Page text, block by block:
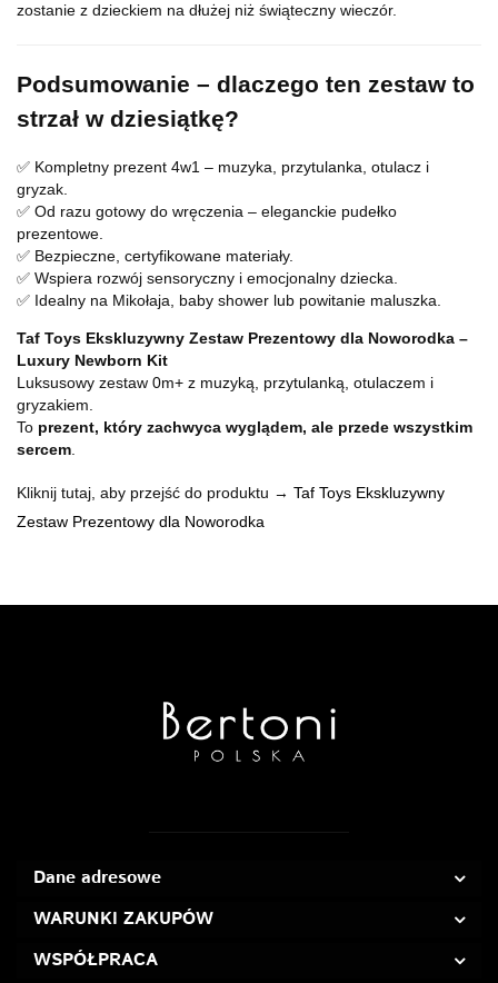
zostanie z dzieckiem na dłużej niż świąteczny wieczór.
Podsumowanie – dlaczego ten zestaw to
strzał w dziesiątkę?
✅ Kompletny prezent 4w1 – muzyka, przytulanka, otulacz i
gryzak.
✅ Od razu gotowy do wręczenia – eleganckie pudełko
prezentowe.
✅ Bezpieczne, certyfikowane materiały.
✅ Wspiera rozwój sensoryczny i emocjonalny dziecka.
✅ Idealny na Mikołaja, baby shower lub powitanie maluszka.
Taf Toys Ekskluzywny Zestaw Prezentowy dla Noworodka –
Luxury Newborn Kit
Luksusowy zestaw 0m+ z muzyką, przytulanką, otulaczem i
gryzakiem.
To prezent, który zachwyca wyglądem, ale przede wszystkim
sercem
Kliknij tutaj, aby przejść do produktu → Taf Toys Ekskluzywny
Zestaw Prezentowy dla Noworodka
Dane adresowe
WARUNKI ZAKUPÓW
WSPÓŁPRACA